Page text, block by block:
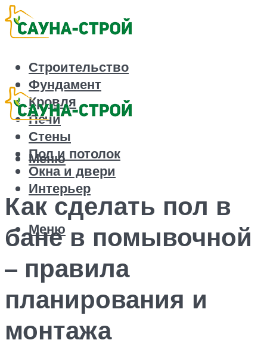
Строительство
Фундамент
Кровля
Печи
Стены
Пол и потолок
Окна и двери
Интерьер
Меню
Меню
Как сделать пол в
бане в помывочной
– правила
планирования и
монтажа